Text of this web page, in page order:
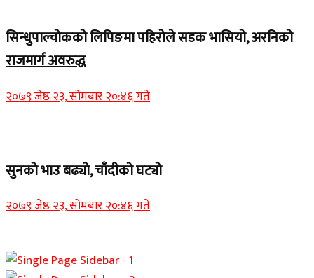
सिन्धुपाल्चोकको लिपिङमा पहिरोले सडक भासियो, अरनिको
राजमार्ग अवरुद्ध
२०७९ जेष्ठ २३, सोमबार २०:४६ गते
सुनको भाउ बढ्यो, चाँदीको घट्यो
२०७९ जेष्ठ २३, सोमबार २०:४६ गते